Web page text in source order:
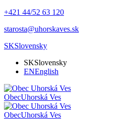
+421 44/52 63 120
starosta@uhorskaves.sk
SKSlovensky
SKSlovensky
ENEnglish
ObecUhorská Ves
ObecUhorská Ves